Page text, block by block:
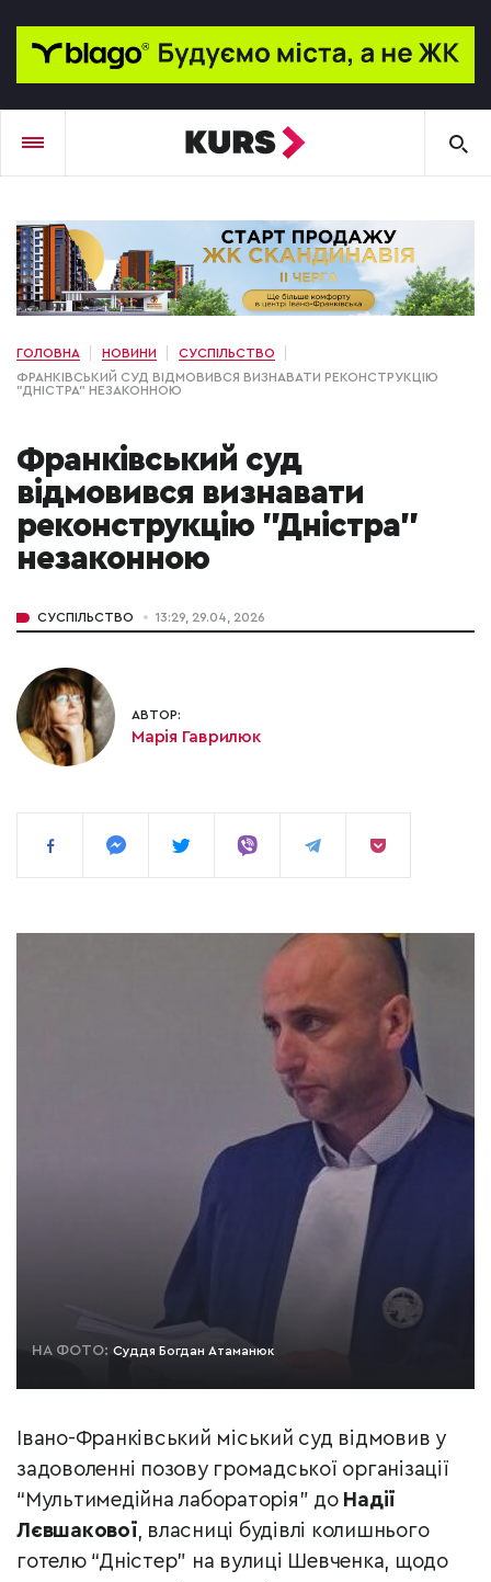
ГОЛОВНА НОВИНИ
СУСПІЛЬСТВО
ФРАНКІВСЬКИЙ СУД ВІДМОВИВСЯ ВИЗНАВАТИ РЕКОНСТРУКЦІЮ
"ДНІСТРА" НЕЗАКОННОЮ
Франківський суд
відмовився визнавати
реконструкцію "Дністра"
незаконною
СУСПІЛЬСТВО 13:29, 29.04, 2026
АВТОР:
Марія Гаврилюк
НА ФОТО: Суддя Богдан Атаманюк
Івано-Франківський міський суд відмовив у
задоволенні позову громадської організації
“Мультимедійна лабораторія” до Надії
Лєвшакової, власниці будівлі колишнього
готелю “Дністер” на вулиці Шевченка, щодо